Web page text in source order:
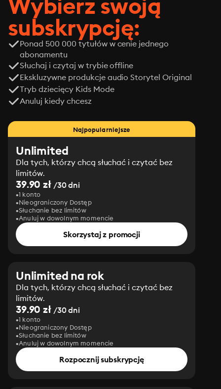
subskrypcję:
Ponad 500 000 tytułów w cenie jednego
abonamentu
Słuchaj i czytaj w trybie offline
Ekskluzywne produkcje audio Storytel Original
Tryb dziecięcy Kids Mode
Anuluj kiedy chcesz
Najpopularniejsze
Unlimited
Dla tych, którzy chcą słuchać i czytać bez
limitów.
39.90 zł/30 dni
1 konto
Nieograniczony Dostęp
Słuchanie bez limitów
Anuluj w dowolnym momencie
Skorzystaj z promocji
Unlimited na rok
Dla tych, którzy chcą słuchać i czytać bez
limitów.
39.90 zł/30 dni
1 konto
Nieograniczony Dostęp
Słuchanie bez limitów
Anuluj w dowolnym momencie
Rozpocznij subskrypcję